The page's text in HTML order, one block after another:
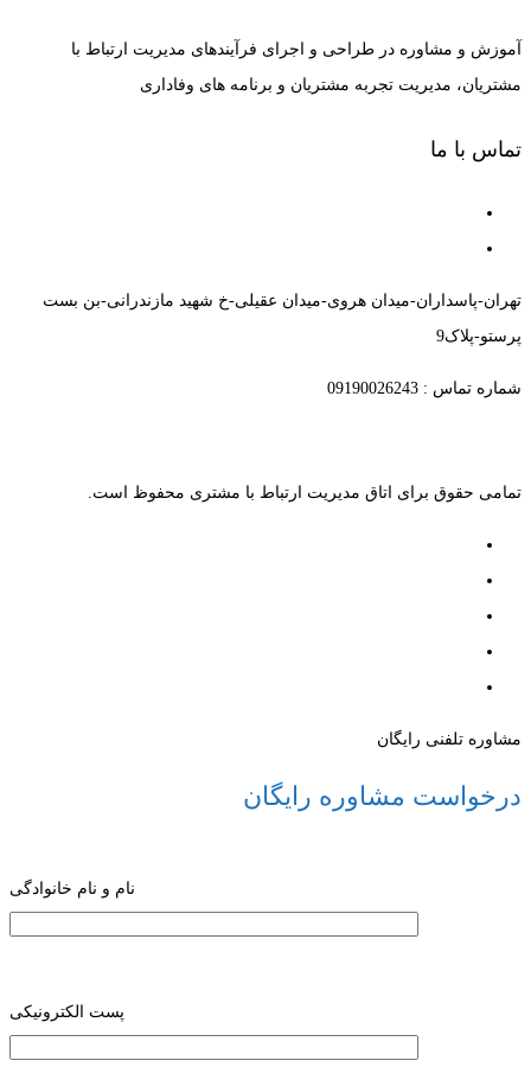
آموزش و مشاوره در طراحی و اجرای فرآیندهای مدیریت ارتباط با
مشتریان، مدیریت تجربه مشتریان و برنامه های وفاداری
تماس با ما
تهران-پاسداران-میدان هروی-میدان عقیلی-خ شهید مازندرانی-بن بست
پرستو-پلاک9
شماره تماس : 09190026243
تمامی حقوق برای اتاق مدیریت ارتباط با مشتری محفوظ است.
مشاوره تلفنی رایگان
درخواست مشاوره رایگان
نام و نام خانوادگی
پست الکترونیکی